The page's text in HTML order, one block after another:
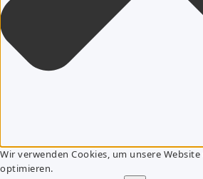
Wir verwenden Cookies, um unsere
optimieren.